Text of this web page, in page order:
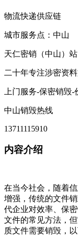
物流快递供应链
城市服务点：中山
天仁密销（中山）
二十年专注涉密资
上门服务-保密销毁-
中山销毁热线
13711115910
内容介绍
在当今社会，随着
增强，传统的文件
代企业对效率、保
文件的常见方法，
质文件需要销毁，